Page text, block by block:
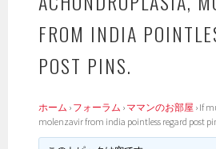
FROM INDIA
POST PINS.
ホーム › フォーラム › ママンのお部屋 › If
molenzavir from india pointless regard post